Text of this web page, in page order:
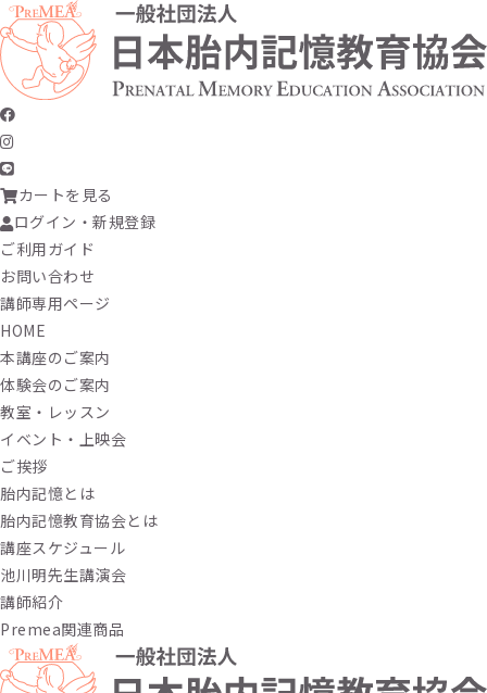
カートを見る
ログイン・新規登録
ご利用ガイド
お問い合わせ
講師専用ページ
HOME
本講座のご案内
体験会のご案内
教室・レッスン
イベント・上映会
ご挨拶
胎内記憶とは
胎内記憶教育協会とは
講座スケジュール
池川明先生講演会
講師紹介
Premea関連商品